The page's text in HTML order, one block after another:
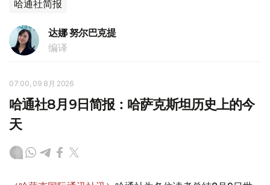
哈通社简报
达娜 努尔巴克提
编译
07:00, 09 8月 2026
哈通社8月9日简报：哈萨克斯坦历史上的今
天